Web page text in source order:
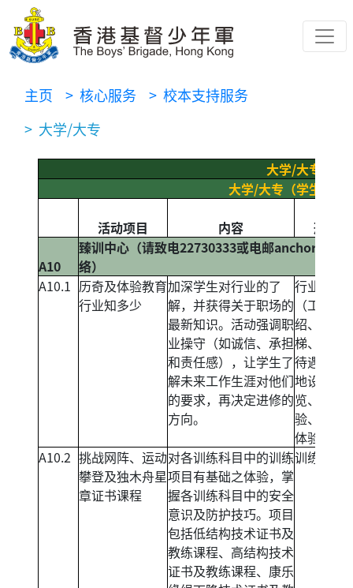
主页 > 核心服务
> 校本支持服务
> 大学/大专
大学/大专
大学/大专（学生活动
活动项目 内容 形
A10
臻训中心（请致电22730333或电邮
络）
A10.1 历奇及体验教育
行业知多少
加深学生对行业的了
解，并获得关于职场的
最新知识。活动强调职
业操守（如诚信、承担
和责任感），让学生了
解未来工作生涯对他们
的要求，再决定进修的
方向。
行业介绍
（工作介
绍、晋升
梯、资格
待遇）、
地设施导
览、挑战
验、学徒
体验。
A10.2 挑战网阵、运动
攀登及独木舟星
章证书课程
对各训练科目中的训练
项目有基础之体验，掌
握各训练科目中的安全
意识及防护技巧。项目
包括低结构技术证书及
教练课程、高结构技术
证书及教练课程、康乐
训练课程